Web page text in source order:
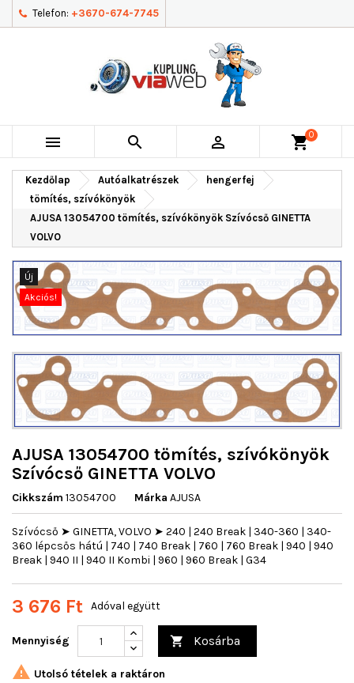
Telefon: +3670-674-7745
   shopping_cart0
Kezdőlap Autóalkatrészek
hengerfej
tömítés, szívókönyök
AJUSA 13054700 tömítés, szívókönyök Szívócső GINETTA
VOLVO
Új
Akciós!
AJUSA 13054700 tömítés, szívókönyök
Szívócső GINETTA VOLVO
Cikkszám 13054700 Márka AJUSA
Szívócső ➤ GINETTA, VOLVO ➤ 240 | 240 Break | 340-360 | 340-
360 lépcsős hátú | 740 | 740 Break | 760 | 760 Break | 940 | 940
Break | 940 II | 940 II Kombi | 960 | 960 Break | G34
3 676 Ft Adóval együtt
Mennyiség  Kosárba
 Utolsó tételek a raktáron